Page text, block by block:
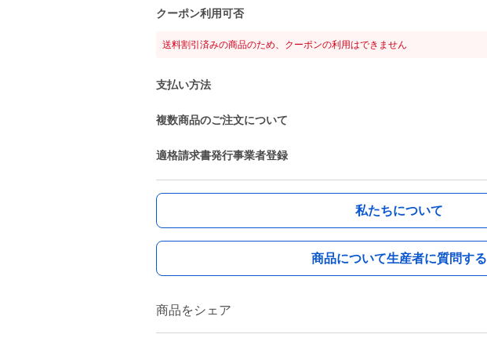
クーポン利用可否
送料割引済みの商品のため、クーポンの利用はできません
支払い方法
複数商品のご注文について
適格請求書発行事業者登録
私たちについて
商品について生産者に質問する
商品をシェア